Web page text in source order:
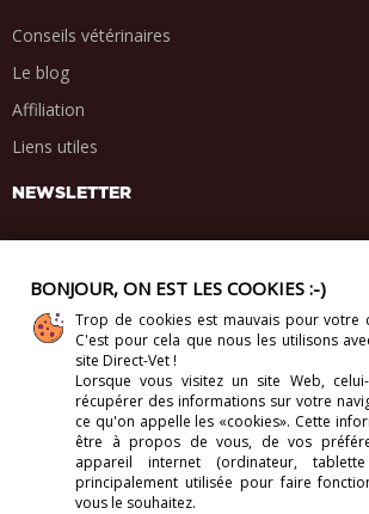
Conseils vétérinaires
Le blog
Affiliation
Liens utiles
NEWSLETTER
PARTAGE SOCIAL
. .
Copyright 2012-2026. Direct-Vet BV. Tous
BONJOUR, ON EST LES COOKIES :-)
Trop de cookies est mauvais pour votre
C'est pour cela que nous les utilisons
site Direct-Vet !
Lorsque vous visitez un site Web,
récupérer des informations sur votre
ce qu'on appelle les «cookies». Cette
être à propos de vous, de vos
appareil internet (ordinateur,
principalement utilisée pour faire
vous le souhaitez.